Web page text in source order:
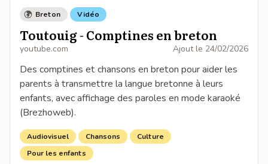
Breton Vidéo
Toutouig - Comptines en breton
youtube.com Ajout le 24/02/2026
Des comptines et chansons en breton pour aider les
parents à transmettre la langue bretonne à leurs
enfants, avec affichage des paroles en mode karaoké
(Brezhoweb).
Audiovisuel Chansons
Culture
Pour les enfants